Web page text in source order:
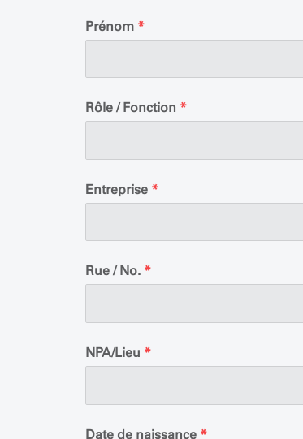
Prénom *
Rôle / Fonction *
Entreprise *
Rue / No. *
NPA/Lieu *
Date de naissance *